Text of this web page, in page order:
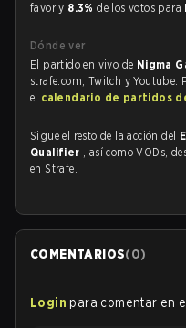
favor y 8.3%de los votos para
Dónde ver
El partido en vivo de Nigma
strafe.com, Twitch y Youtube.
el calendario de partidos
Sigue el resto de la acción del
Qualifier , así como VODs,
en Strafe.
COMENTARIOS(0)
Login para comentar en